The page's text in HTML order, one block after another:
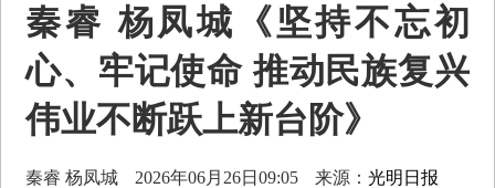
秦睿 杨凤城《坚持不忘初
心、牢记使命 推动民族复兴
伟业不断跃上新台阶》
秦睿 杨凤城 2026年06月26日09:05 来源：光明日报